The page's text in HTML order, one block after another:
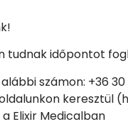
tudnak időpontot
számon: +36 30
keresztül
Elixir Medicalban